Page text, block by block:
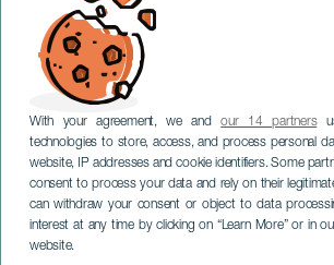
With your agreement, we andour 14 partners
technologies to store, access, and process personal
website, IP addresses and cookie identifiers. Some
consent to process your data and rely on their
can withdraw your consent or object to data
interest at any time by clicking on “Learn More” or in
website.
Baile de Magos a
szigetek napján
TENERIFE